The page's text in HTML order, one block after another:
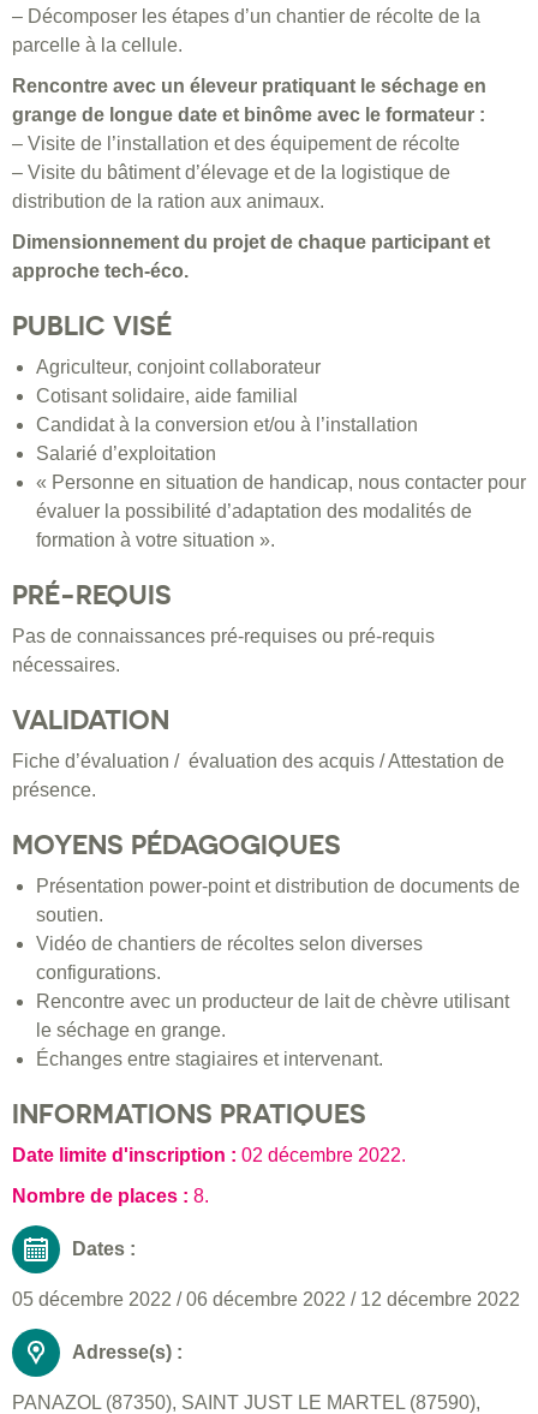
– Décomposer les étapes d’un chantier de récolte de la
parcelle à la cellule.
Rencontre avec un éleveur pratiquant le séchage en
grange de longue date et binôme avec le formateur :
– Visite de l’installation et des équipement de récolte
– Visite du bâtiment d’élevage et de la logistique de
distribution de la ration aux animaux.
Dimensionnement du projet de chaque participant et
approche tech-éco.
PUBLIC VISÉ
Agriculteur, conjoint collaborateur
Cotisant solidaire, aide familial
Candidat à la conversion et/ou à l’installation
Salarié d’exploitation
« Personne en situation de handicap, nous contacter pour
évaluer la possibilité d’adaptation des modalités de
formation à votre situation ».
PRÉ-REQUIS
Pas de connaissances pré-requises ou pré-requis
nécessaires.
VALIDATION
Fiche d’évaluation / évaluation des acquis / Attestation de
présence.
MOYENS PÉDAGOGIQUES
Présentation power-point et distribution de documents de
soutien.
Vidéo de chantiers de récoltes selon diverses
configurations.
Rencontre avec un producteur de lait de chèvre utilisant
le séchage en grange.
Échanges entre stagiaires et intervenant.
INFORMATIONS PRATIQUES
Date limite d'inscription : 02 décembre 2022.
Nombre de places : 8.
Dates :
05 décembre 2022 /06 décembre 2022 / 12 décembre 2022
Adresse(s) :
PANAZOL (87350), SAINT JUST LE MARTEL (87590),